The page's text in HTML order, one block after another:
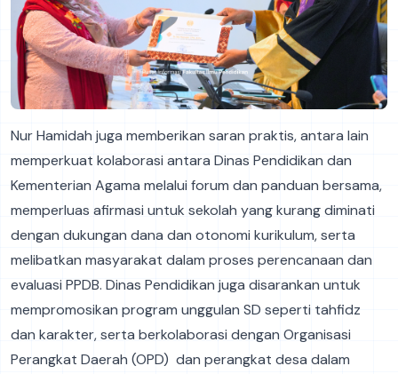
Nur Hamidah juga memberikan saran praktis, antara lain
memperkuat kolaborasi antara Dinas Pendidikan dan
Kementerian Agama melalui forum dan panduan bersama,
memperluas afirmasi untuk sekolah yang kurang diminati
dengan dukungan dana dan otonomi kurikulum, serta
melibatkan masyarakat dalam proses perencanaan dan
evaluasi PPDB. Dinas Pendidikan juga disarankan untuk
mempromosikan program unggulan SD seperti tahfidz
dan karakter, serta berkolaborasi dengan Organisasi
Perangkat Daerah (OPD) dan perangkat desa dalam